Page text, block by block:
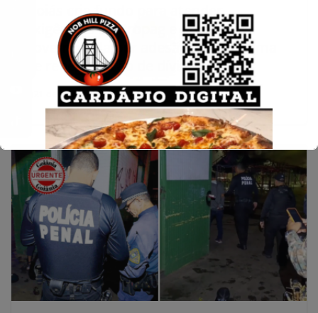
Goiás cria fundo para atender
exigências do Propag e pressiona
governo Lula por adesão ao programa
de renegociação de dívidas
21 de outubro de 2025